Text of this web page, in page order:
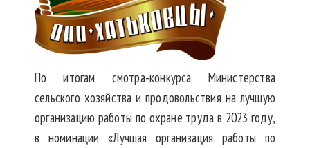
По итогам смотра-конкурса Министерства
сельского хозяйства и продовольствия на лучшую
организацию работы по охране труда в 2023 году,
в номинации «Лучшая организация работы по